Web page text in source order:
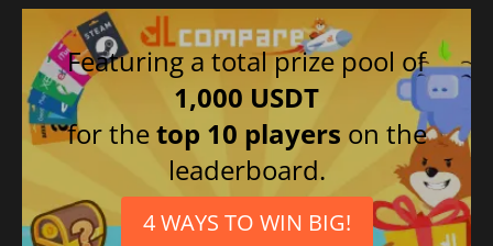
Featuring a total prize pool of
1,000 USDT
for thetop 10 players on the
leaderboard.
4 WAYS TO WIN BIG!